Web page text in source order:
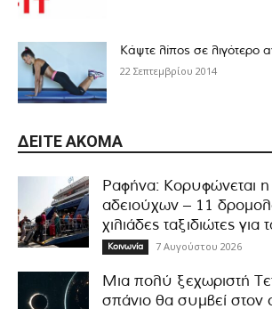
Κάψτε λίπος σε λιγότερο
22 Σεπτεμβρίου 2014
ΔΕΊΤΕ ΑΚΌΜΑ
Ραφήνα: Κορυφώνεται
αδειούχων – 11
χιλιάδες ταξιδιώτες για
Κοινωνία 7 Αυγούστου 2026
Μια πολύ ξεχωριστή
σπάνιο θα συμβεί στον